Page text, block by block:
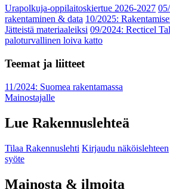
Urapolkuja-oppilaitoskiertue 2026-2027
rakentaminen & data 10/2025:
Jätteistä materiaaleiksi 09/2024: Recticel
paloturvallinen loiva katto
Teemat ja liitteet
11/2024: Suomea rakentamassa
Mainostajalle
Lue Rakennuslehteä
Tilaa Rakennuslehti Kirjaudu näköislehteen
syöte
Mainosta & ilmoita